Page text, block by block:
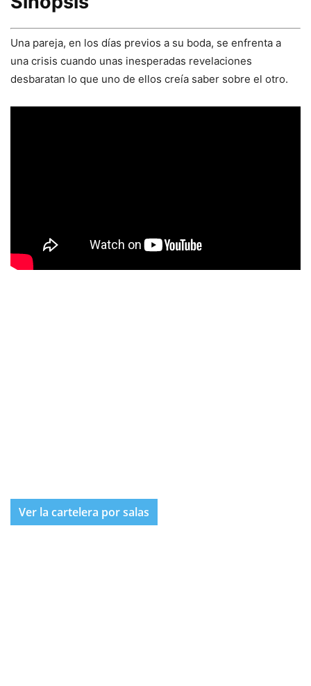
Una pareja, en los días previos a su boda, se enfrenta a
una crisis cuando unas inesperadas revelaciones
desbaratan lo que uno de ellos creía saber sobre el otro.
Ver la cartelera por salas